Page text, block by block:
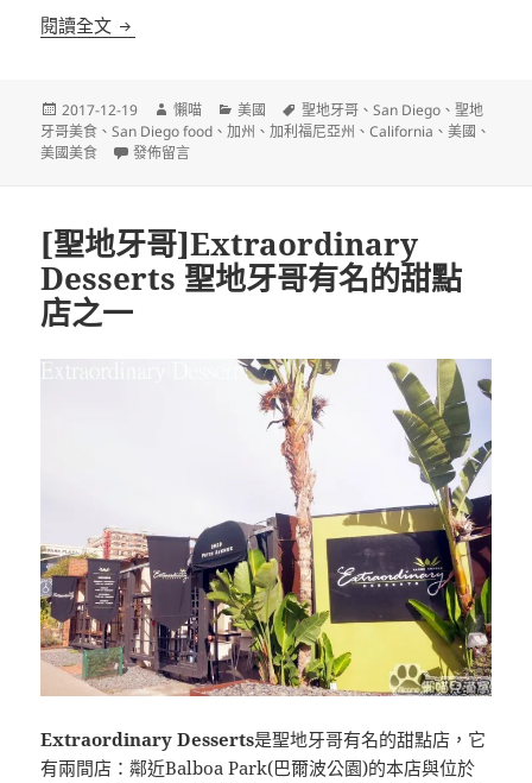
閱讀全文 [聖地牙哥]In-N-Out Burger 美國加州知名連瑣漢堡
發
佈
日
2017-12-19
作
者
懶喵
分
類
美國
標
籤
聖地牙哥 、San Diego 、聖地
牙哥美食 、San Diego food 、加州 、加利福尼亞州 、California 、美國 、
美國美食
在〈[聖地牙哥]In-N-Out Burger 美國加州知名連瑣漢堡店〉
發佈留言
[聖地牙哥]Extraordinary
Desserts 聖地牙哥有名的甜點
店之一
Extraordinary Desserts是聖地牙哥有名的甜點店，它
有兩間店：鄰近Balboa Park(巴爾波公園)的本店與位於